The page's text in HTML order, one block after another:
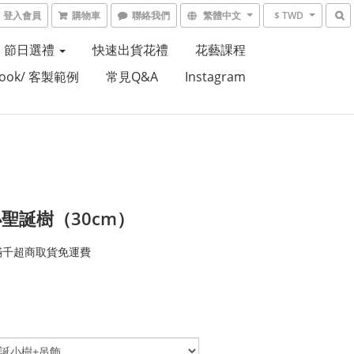
登入會員 購物車 聯絡我們 繁體中文 $ TWD
節日選禮 快速出貨花禮
花藝課程
客製範例
常見Q&A Instagram
誕樹（30cm）
超商取貨免運費